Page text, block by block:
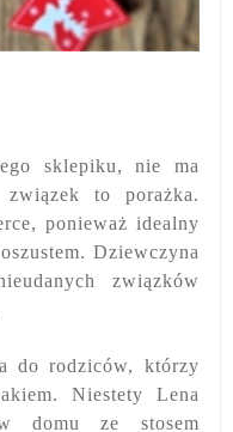
sklepiku, nie ma
to porażka.
ponieważ idealny
Dziewczyna
związków
do rodziców, którzy
Niestety Lena
domu ze stosem